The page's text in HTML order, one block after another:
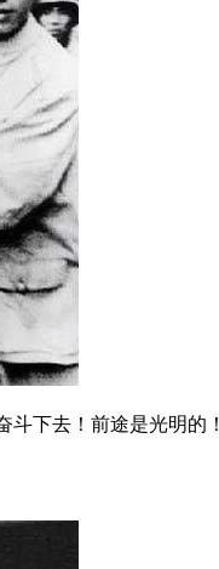
下去！前途是光明的！